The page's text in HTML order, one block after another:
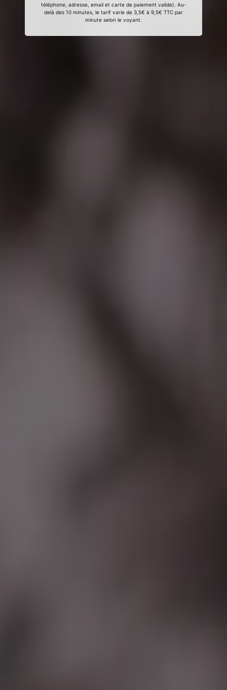
téléphone, adresse, email et carte de paiement valide). Au-
delà des 10 minutes, le tarif varie de 3,5€ à 9,5€ TTC par
minute selon le voyant.